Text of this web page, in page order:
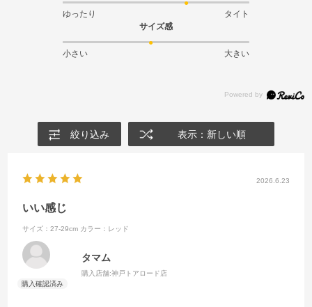
ゆったり
タイト
サイズ感
小さい 大きい
絞り込み 表示：新しい順
2026.6.23
いい感じ
サイズ：27-29cm カラー：レッド
タマム
購入店舗:神戸トアロード店